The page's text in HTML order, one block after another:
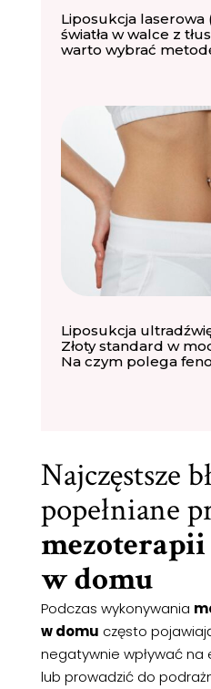
Liposukcja laserowa
światła w walce z
warto wybrać
Liposukcja
Złoty standard w
Na czym polega
Najczęstsze
popełniane
mezoterapii
w domu
Podczas wykonywania
w domu często
negatywnie wpływać
lub prowadzić do